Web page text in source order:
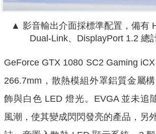
▲ 影音輸出介面採標準配置，備有
Dual-Link、DisplayPort 1.2 總
GeForce GTX 1080 SC2 Gaming
266.7mm，散熱模組外罩鋁質金屬
飾與白色 LED 燈光。EVGA 並未追
風潮，使其變成閃閃發亮的產品，另